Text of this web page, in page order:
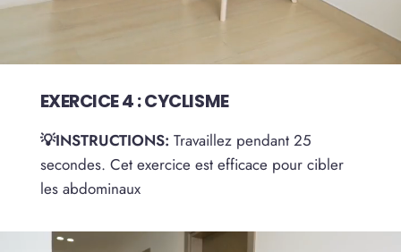
EXERCICE 4 : CYCLISME
💡INSTRUCTIONS: Travaillez pendant 25
secondes. Cet exercice est efficace pour cibler
les abdominaux